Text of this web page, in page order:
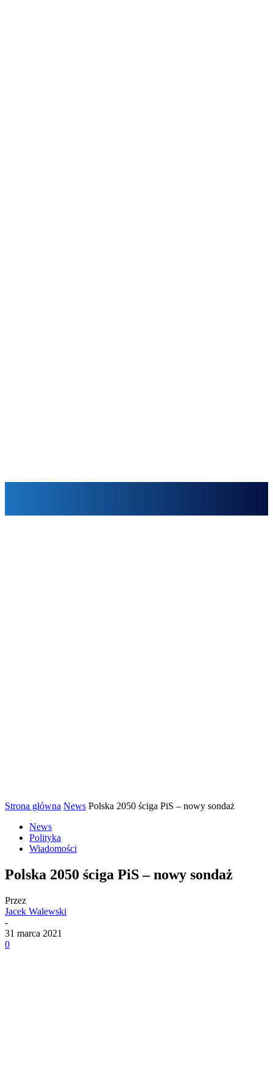
Strona główna News Polska 2050 ściga PiS – nowy sondaż
News
Polityka
Wiadomości
Polska 2050 ściga PiS – nowy sondaż
Przez
Jacek Walewski
-
31 marca 2021
0